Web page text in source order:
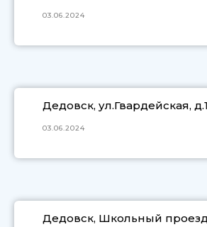
03.06.2024
Дедовск, ул.Гвардейская,
03.06.2024
Дедовск, Школьный